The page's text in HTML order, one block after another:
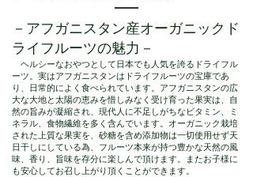
－アフガニスタン産オーガニックド
ライフルーツの魅力－
ヘルシーなおやつとして日本でも人気を誇るドライフル
ーツ。実はアフガニスタンはドライフルーツの宝庫であ
り、日常的によく食べられています。アフガニスタンの広
大な大地と太陽の恵みを惜しみなく受け育った果実は、自
然の旨みが凝縮され、現代人に不足しがちなビタミン、ミ
ネラル、食物繊維を多く含んでいます。オーガニック栽培
された上質な果実を、砂糖を含め添加物は一切使用せず天
日干しにしている為、フルーツ本来が持つ豊かな天然の風
味、香り、旨味を存分に楽しんで頂けます。またお子様に
も安心してお召し上がり頂くことができます。